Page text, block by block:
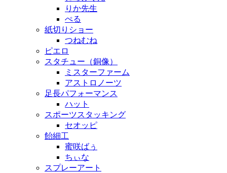
りか先生
ぺる
紙切りショー
つねむね
ピエロ
スタチュー（銅像）
ミスターファーム
アストロノーツ
足長パフォーマンス
ハット
スポーツスタッキング
セオッピ
飴細工
蜜咲ばぅ
ちぃな
スプレーアート